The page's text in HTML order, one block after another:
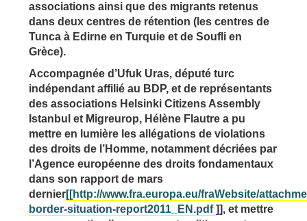
associations ainsi que des migrants retenus
dans deux centres de rétention (les centres de
Tunca à Edirne en Turquie et de Soufli en
Grèce).
Accompagnée d’Ufuk Uras, député turc
indépendant affilié au BDP, et de représentants
des associations Helsinki Citizens Assembly
Istanbul et Migreurop, Hélène Flautre a pu
mettre en lumière les allégations de violations
des droits de l’Homme, notamment décriées par
l’Agence européenne des droits fondamentaux
dans son rapport de mars
dernier[[http://www.fra.europa.eu/fraWebsite/
border-situation-report2011_EN.pdf]], et mettre